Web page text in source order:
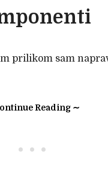
prilikom sam
Reading ∼
• • •